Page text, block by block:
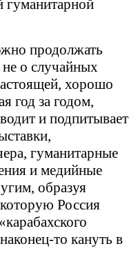
продолжать
не о случайных
хорошо
год за годом,
и подпитывает
гуманитарные
и медийные
образуя
Россия
то кануть в